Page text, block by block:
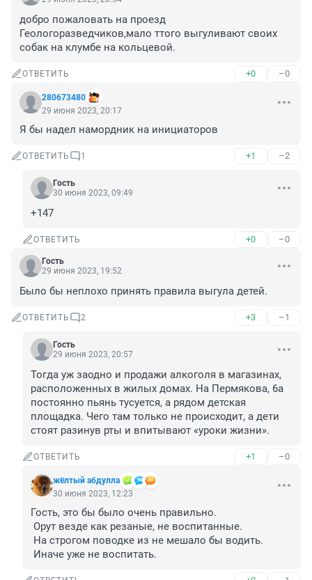
добро пожаловать на проезд
Геологоразведчиков,мало ттого выгуливают своих
собак на клумбе на кольцевой.
ОТВЕТИТЬ +0 –0
280673480
29 июня 2023, 20:17
Я бы надел намордник на инициаторов
ОТВЕТИТЬ 1 +1 –2
Гость
30 июня 2023, 09:49
+147
ОТВЕТИТЬ +0 –0
Гость
29 июня 2023, 19:52
Было бы неплохо принять правила выгула детей.
ОТВЕТИТЬ 2 +3 –1
Гость
29 июня 2023, 20:57
Тогда уж заодно и продажи алкоголя в магазинах,
расположенных в жилых домах. На Пермякова, 6а
постоянно пьянь тусуется, а рядом детская
площадка. Чего там только не происходит, а дети
стоят разинув рты и впитывают «уроки жизни».
ОТВЕТИТЬ +1 –0
жёлтый абдулла
30 июня 2023, 12:23
Гость, это бы было очень правильно.
Орут везде как резаные, не воспитанные.
На строгом поводке из не мешало бы водить.
Иначе уже не воспитать.